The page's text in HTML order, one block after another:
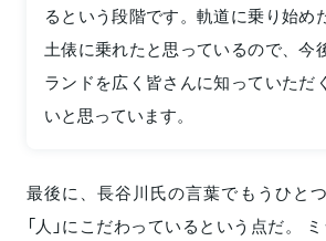
るという段階です。軌道に乗り始め
土俵に乗れたと思っているので、今
ランドを広く皆さんに知っていただ
いと思っています。
最後に、長谷川氏の言葉でもうひと
「人」にこだわっているという点だ。